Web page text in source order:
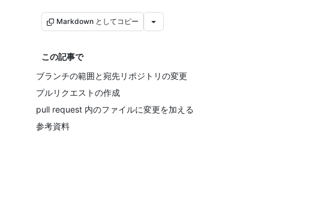
Markdown としてコピー
この記事で
ブランチの範囲と宛先リポジトリの変更
プルリクエストの作成
pull request 内のファイルに変更を加える
参考資料